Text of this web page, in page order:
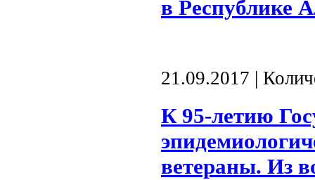
в Республике
21.09.2017 |
К 95-летию
ветераны. Из